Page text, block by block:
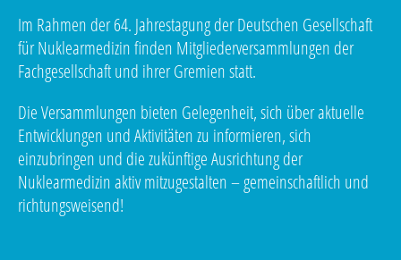
Im Rahmen der 64. Jahrestagung der Deutschen Gesellschaft
für Nuklearmedizin finden Mitgliederversammlungen der
Fachgesellschaft und ihrer Gremien statt.
Die Versammlungen bieten Gelegenheit, sich über aktuelle
Entwicklungen und Aktivitäten zu informieren, sich
einzubringen und die zukünftige Ausrichtung der
Nuklearmedizin aktiv mitzugestalten – gemeinschaftlich und
richtungsweisend!